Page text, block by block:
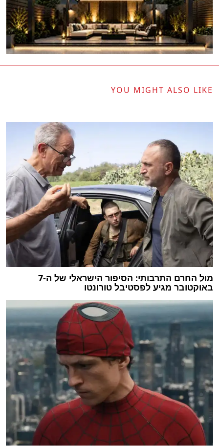
YOU MIGHT ALSO LIKE
מול החרם התרבותי: הסיפור הישראלי של ה-7
באוקטובר מגיע לפסטיבל טורונטו